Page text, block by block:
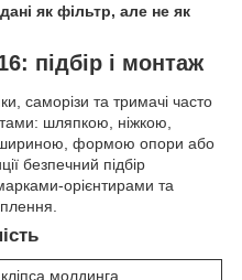
як фільтр, але не як
підбір і монтаж
саморізи та тримачі часто
шляпкою, ніжкою,
формою опори або
безпечний підбір
орієнтирами та
кліпса молдинга